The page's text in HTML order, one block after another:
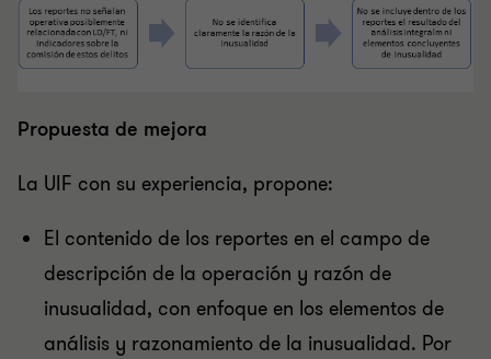
Propuesta de mejora
La UIF con su experiencia, propone:
El contenido de los reportes en el campo de
descripción de la operación y razón de
inusualidad, con enfoque en los elementos de
análisis y razonamiento de la inusualidad. Por